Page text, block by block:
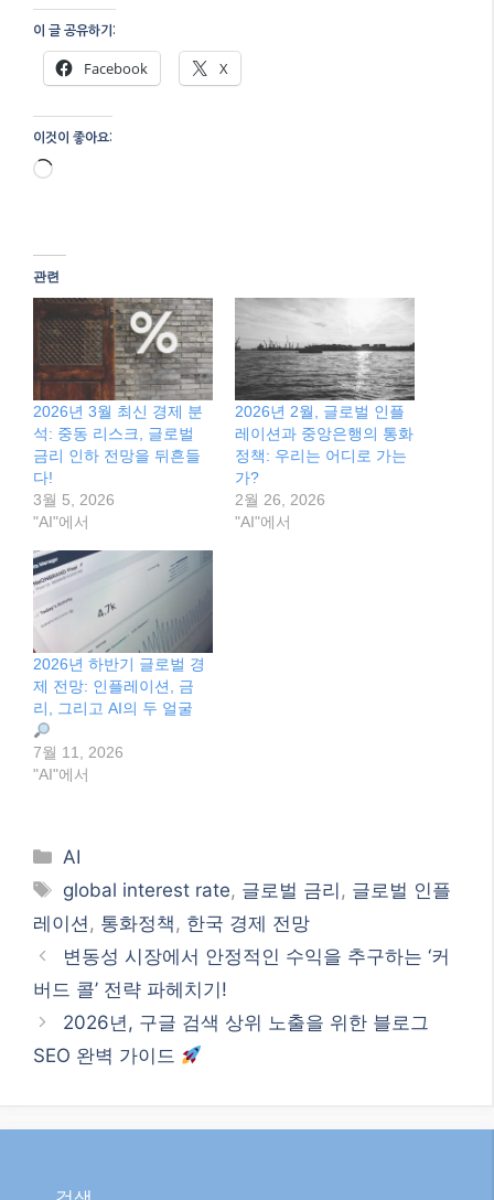
이 글 공유하기:
Facebook X
이것이 좋아요:
로
관련
2026년 3월 최신 경제 분
석: 중동 리스크, 글로벌
금리 인하 전망을 뒤흔들
다!
3월 5, 2026
"AI"에서
2026년 2월, 글로벌 인플
레이션과 중앙은행의 통화
정책: 우리는 어디로 가는
가?
2월 26, 2026
"AI"에서
2026년 하반기 글로벌 경
제 전망: 인플레이션, 금
리, 그리고 AI의 두 얼굴
7월 11, 2026
"AI"에서
Categories
AI
Tags
global interest rate, 글로벌 금리 , 글로벌 인플
레이션, 통화정책, 한국 경제 전망
변동성 시장에서 안정적인 수익을 추구하는 ‘커
버드 콜’ 전략 파헤치기!
2026년, 구글 검색 상위 노출을 위한 블로그
SEO 완벽 가이드